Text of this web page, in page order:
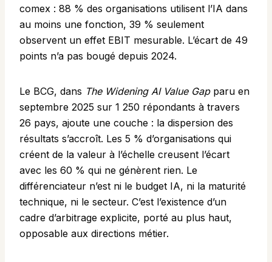
comex : 88 % des organisations utilisent l’IA dans
au moins une fonction, 39 % seulement
observent un effet EBIT mesurable. L’écart de 49
points n’a pas bougé depuis 2024.
Le BCG, dans The Widening AI Value Gapparu en
septembre 2025 sur 1 250 répondants à travers
26 pays, ajoute une couche : la dispersion des
résultats s’accroît. Les 5 % d’organisations qui
créent de la valeur à l’échelle creusent l’écart
avec les 60 % qui ne génèrent rien. Le
différenciateur n’est ni le budget IA, ni la maturité
technique, ni le secteur. C’est l’existence d’un
cadre d’arbitrage explicite, porté au plus haut,
opposable aux directions métier.